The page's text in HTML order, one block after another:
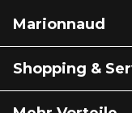
Marionnaud
Shopping &